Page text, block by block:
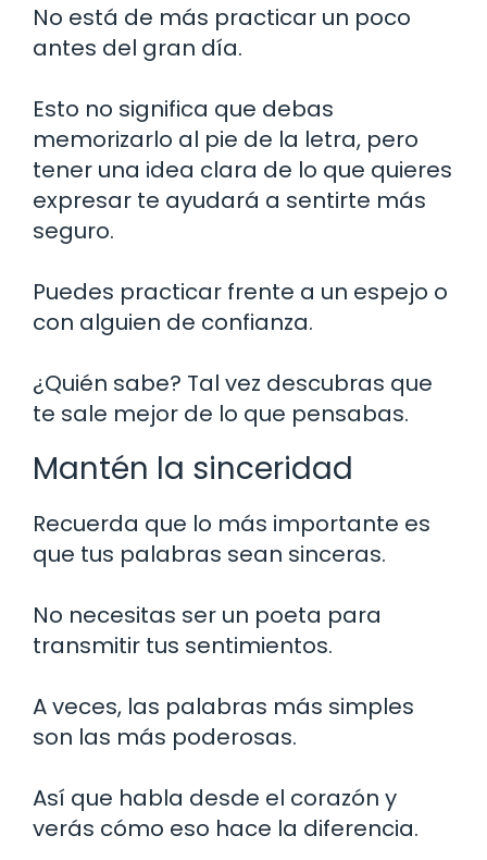
No está de más practicar un poco
antes del gran día.
Esto no significa que debas
memorizarlo al pie de la letra, pero
tener una idea clara de lo que quieres
expresar te ayudará a sentirte más
seguro.
Puedes practicar frente a un espejo o
con alguien de confianza.
¿Quién sabe? Tal vez descubras que
te sale mejor de lo que pensabas.
Mantén la sinceridad
Recuerda que lo más importante es
que tus palabras sean sinceras.
No necesitas ser un poeta para
transmitir tus sentimientos.
A veces, las palabras más simples
son las más poderosas.
Así que habla desde el corazón y
verás cómo eso hace la diferencia.